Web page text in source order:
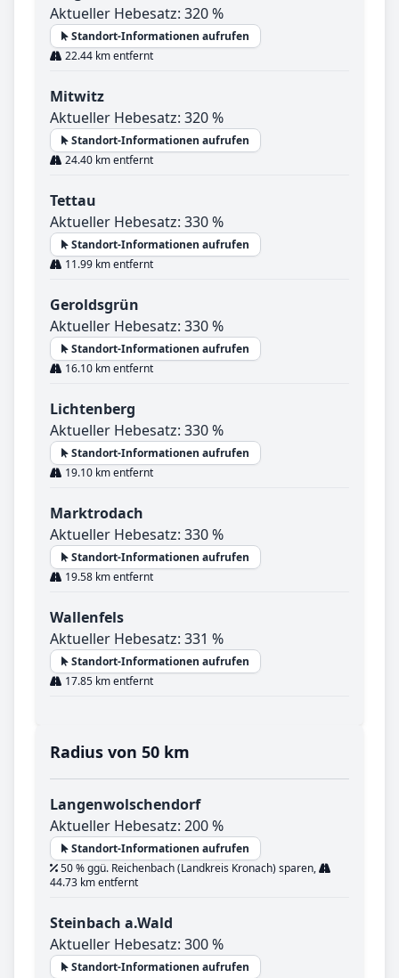
Aktueller Hebesatz: 320 %
Standort-Informationen aufrufen
22.44 km entfernt
Mitwitz
Aktueller Hebesatz: 320 %
Standort-Informationen aufrufen
24.40 km entfernt
Tettau
Aktueller Hebesatz: 330 %
Standort-Informationen aufrufen
11.99 km entfernt
Geroldsgrün
Aktueller Hebesatz: 330 %
Standort-Informationen aufrufen
16.10 km entfernt
Lichtenberg
Aktueller Hebesatz: 330 %
Standort-Informationen aufrufen
19.10 km entfernt
Marktrodach
Aktueller Hebesatz: 330 %
Standort-Informationen aufrufen
19.58 km entfernt
Wallenfels
Aktueller Hebesatz: 331 %
Standort-Informationen aufrufen
17.85 km entfernt
Radius von 50 km
Langenwolschendorf
Aktueller Hebesatz: 200 %
Standort-Informationen aufrufen
50 % ggü. Reichenbach (Landkreis Kronach) sparen,
44.73 km entfernt
Steinbach a.Wald
Aktueller Hebesatz: 300 %
Standort-Informationen aufrufen